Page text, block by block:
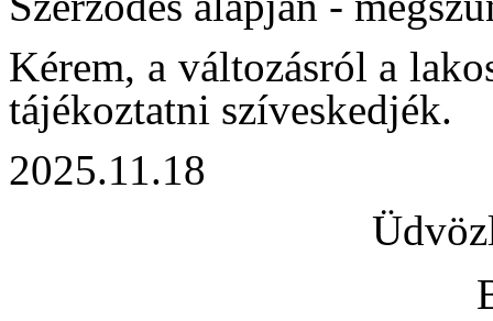
Kérem, a változásról a
tájékoztatni szíveskedjék.
2025.11.18